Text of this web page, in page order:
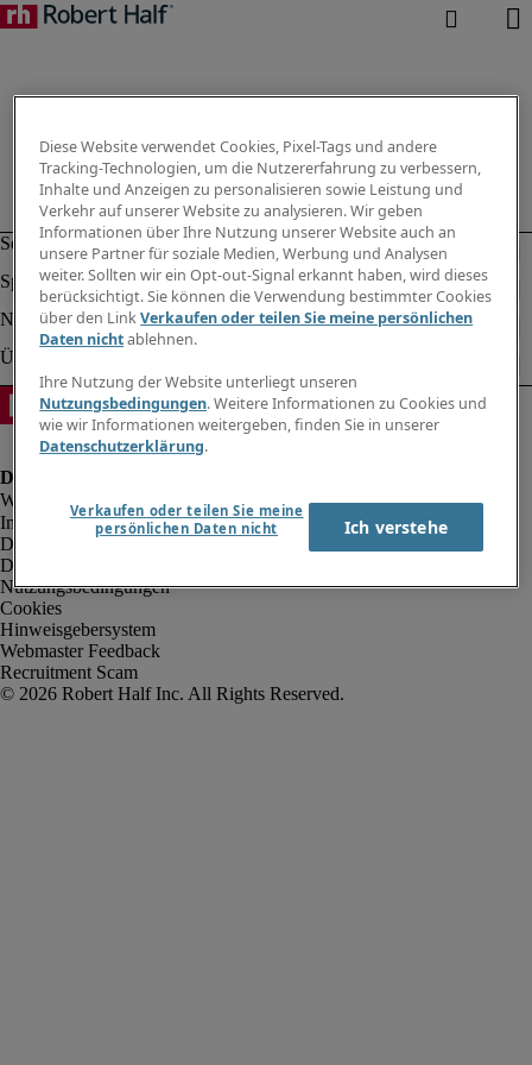
Impressum
Datenschutz
Datenschutz Arbeitnehmer/Zeitarbeitskräfte
Nutzungsbedingungen
Cookies
Hinweisgebersystem
Webmaster Feedback
Recruitment Scam
Diese Website verwendet Cookies, Pixel-Tags und andere
Tracking-Technologien, um die Nutzererfahrung zu verbessern,
Inhalte und Anzeigen zu personalisieren sowie Leistung und
Verkehr auf unserer Website zu analysieren. Wir geben
Informationen über Ihre Nutzung unserer Website auch an
unsere Partner für soziale Medien, Werbung und Analysen
weiter. Sollten wir ein Opt-out-Signal erkannt haben, wird dieses
berücksichtigt. Sie können die Verwendung bestimmter Cookies
über den LinkVerkaufen oder teilen Sie meine persönlichen
Daten nichtablehnen.
Ihre Nutzung der Website unterliegt unseren
Nutzungsbedingungen. Weitere Informationen zu Cookies und
wie wir Informationen weitergeben, finden Sie in unserer
Datenschutzerklärung.
Verkaufen oder teilen Sie meine
persönlichen Daten nicht
Ich verstehe